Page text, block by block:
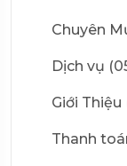
Chuyên
Dịch vụ
Giới Thiệu
Thanh